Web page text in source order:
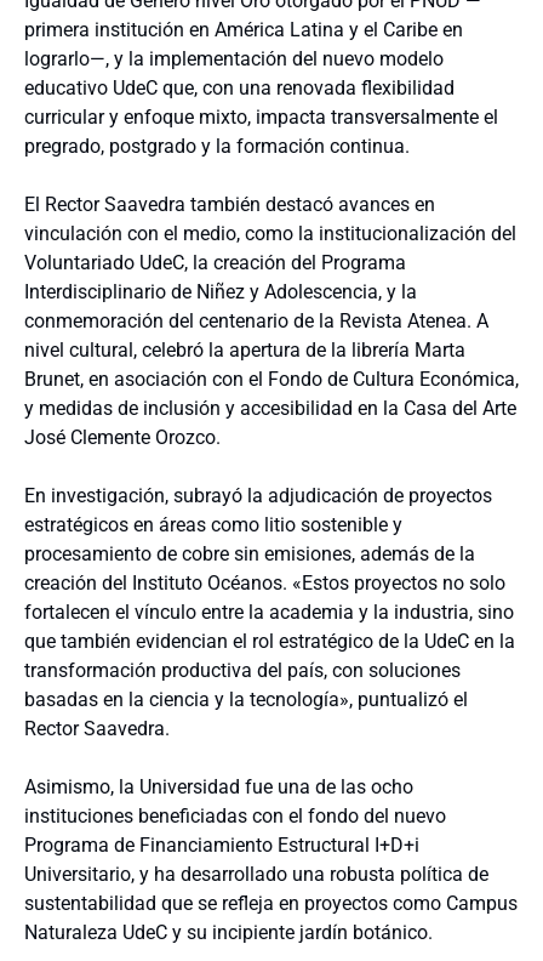
primera institución en América Latina y el Caribe en
lograrlo—, y la implementación del nuevo modelo
educativo UdeC que, con una renovada flexibilidad
curricular y enfoque mixto, impacta transversalmente el
pregrado, postgrado y la formación continua.
El Rector Saavedra también destacó avances en
vinculación con el medio, como la institucionalización del
Voluntariado UdeC, la creación del Programa
Interdisciplinario de Niñez y Adolescencia, y la
conmemoración del centenario de la Revista Atenea. A
nivel cultural, celebró la apertura de la librería Marta
Brunet, en asociación con el Fondo de Cultura Económica,
y medidas de inclusión y accesibilidad en la Casa del Arte
José Clemente Orozco.
En investigación, subrayó la adjudicación de proyectos
estratégicos en áreas como litio sostenible y
procesamiento de cobre sin emisiones, además de la
creación del Instituto Océanos. «Estos proyectos no solo
fortalecen el vínculo entre la academia y la industria, sino
que también evidencian el rol estratégico de la UdeC en la
transformación productiva del país, con soluciones
basadas en la ciencia y la tecnología», puntualizó el
Rector Saavedra.
Asimismo, la Universidad fue una de las ocho
instituciones beneficiadas con el fondo del nuevo
Programa de Financiamiento Estructural I+D+i
Universitario, y ha desarrollado una robusta política de
sustentabilidad que se refleja en proyectos como Campus
Naturaleza UdeC y su incipiente jardín botánico.